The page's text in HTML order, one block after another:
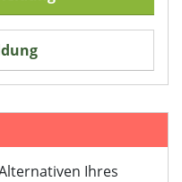
zu unseren
weiterhin nutzen.
Ihres